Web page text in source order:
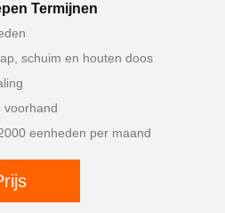
Termijnen
schuim en houten doos
voorhand
eenheden per maand